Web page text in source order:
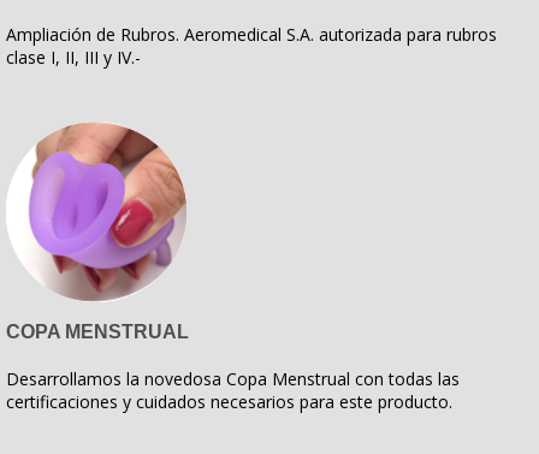
Ampliación de Rubros. Aeromedical S.A. autorizada para rubros
clase I, II, III y IV.-
COPA MENSTRUAL
Desarrollamos la novedosa Copa Menstrual con todas las
certificaciones y cuidados necesarios para este producto.